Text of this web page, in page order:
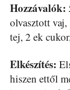
Hozzávalók:
olvasztott
tej, 2 ek
Elkészítés:
hiszen ettől